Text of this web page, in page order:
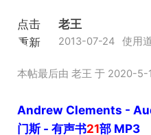
点击
重新
老王
2013-07-24 使用
本帖最后由 老王 于 2020-5-
Andrew Clements -
门斯 - 有声书21部 MP3